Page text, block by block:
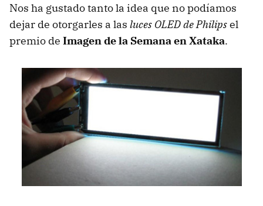
Nos ha gustado tanto la idea que no podíamos
dejar de otorgarles a las luces OLEDde Philipsel
premio de Imagen de la Semana en Xataka.